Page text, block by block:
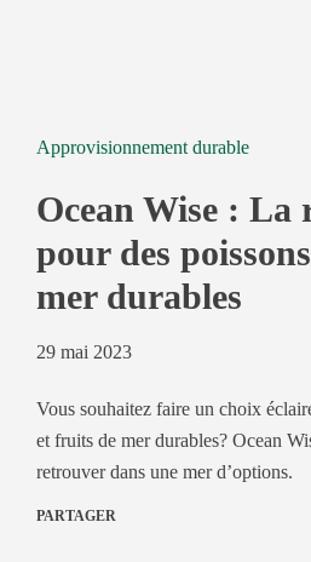
Approvisionnement durable
Ocean Wise : La
pour des
mer durables
29 mai 2023
Vous souhaitez faire un choix
et fruits de mer durables? Ocean
retrouver dans une mer d’options.
PARTAGER